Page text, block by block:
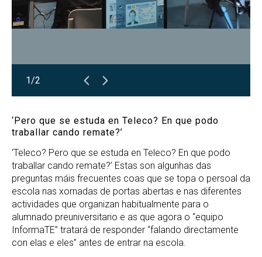
1/2
‘Pero que se estuda en Teleco? En que podo
traballar cando remate?’
‘Teleco? Pero que se estuda en Teleco? En que podo
traballar cando remate?’ Estas son algunhas das
preguntas máis frecuentes coas que se topa o persoal da
escola nas xornadas de portas abertas e nas diferentes
actividades que organizan habitualmente para o
alumnado preuniversitario e as que agora o “equipo
InformaTE” tratará de responder “falando directamente
con elas e eles” antes de entrar na escola.